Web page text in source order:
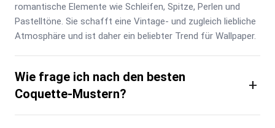
romantische Elemente wie Schleifen, Spitze, Perlen und
Pastelltöne. Sie schafft eine Vintage- und zugleich liebliche
Atmosphäre und ist daher ein beliebter Trend für Wallpaper.
Wie frage ich nach den besten
Coquette-Mustern?
+